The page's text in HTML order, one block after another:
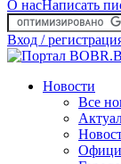
О насНаписать
Вход /
Новости
Все